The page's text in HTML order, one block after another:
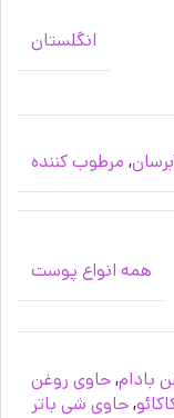
انگلستان
, مرطوب کننده
همه انواع پوست
بادام,حاوی روغن
,حاوی شی باتر